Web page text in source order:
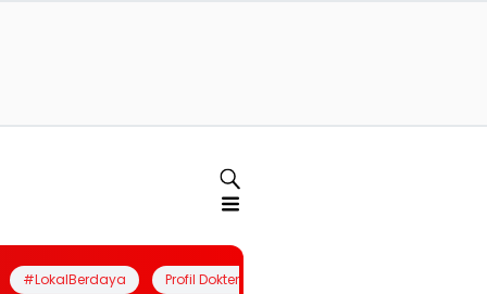
#LokalBerdaya Profil Dokter